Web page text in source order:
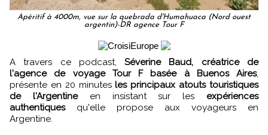
Apéritif à 4000m, vue sur la quebrada d'Humahuaca (Nord ouest
argentin)-DR agence Tour F
A travers ce podcast,Séverine Baud, créatrice de
l'agence de voyage Tour F basée à Buenos Aires,
présente en 20 minutes les principaux atouts touristiques
de l'Argentineen insistant sur les expériences
authentiquesqu'elle propose aux voyageurs en
Argentine.